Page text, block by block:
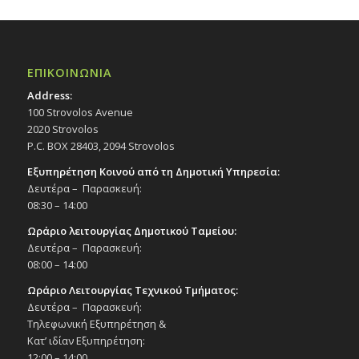
ΕΠΙΚΟΙΝΩΝΙΑ
Address:
100 Strovolos Avenue
2020 Strovolos
P.C. BOX 28403, 2094 Strovolos
Εξυπηρέτηση Κοινού από τη Δημοτική Υπηρεσία:
Δευτέρα – Παρασκευή:
08:30 – 14:00
Ωράριο λειτουργίας Δημοτικού Ταμείου:
Δευτέρα – Παρασκευή:
08:00 – 14:00
Ωράριο Λειτουργίας Τεχνικού Τμήματος:
Δευτέρα – Παρασκευή:
Τηλεφωνική Εξυπηρέτηση &
Κατ’ ιδίαν Εξυπηρέτηση: